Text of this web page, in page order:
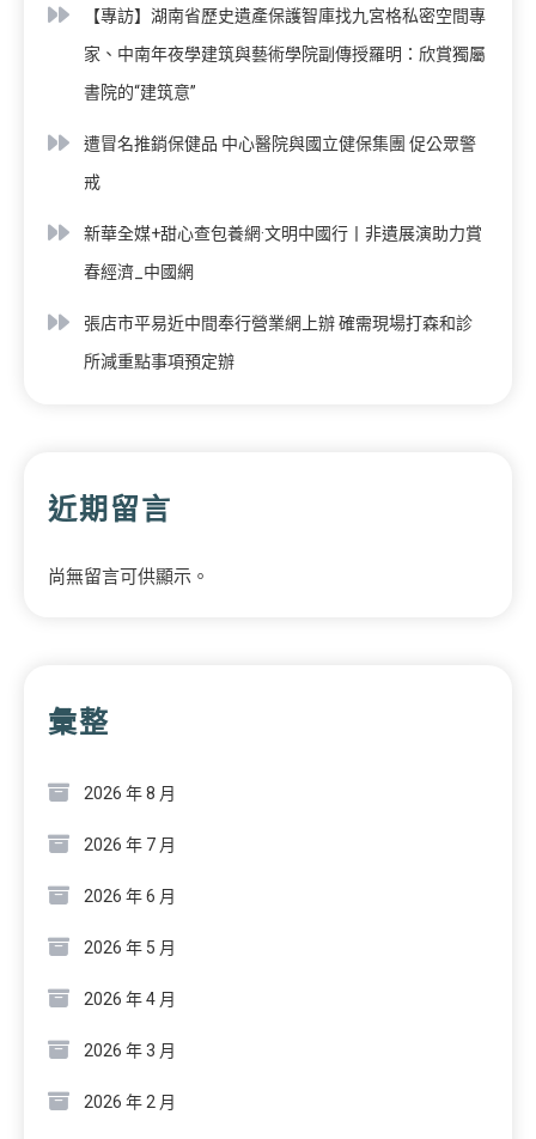
【專訪】湖南省歷史遺產保護智庫找九宮格私密空間專
家、中南年夜學建筑與藝術學院副傳授羅明：欣賞獨屬
書院的“建筑意”
遭冒名推銷保健品 中心醫院與國立健保集團 促公眾警
戒
新華全媒+甜心查包養網·文明中國行丨非遺展演助力賞
春經濟_中國網
張店市平易近中間奉行營業網上辦 確需現場打森和診
所減重點事項預定辦
近期留言
尚無留言可供顯示。
彙整
2026 年 8 月
2026 年 7 月
2026 年 6 月
2026 年 5 月
2026 年 4 月
2026 年 3 月
2026 年 2 月